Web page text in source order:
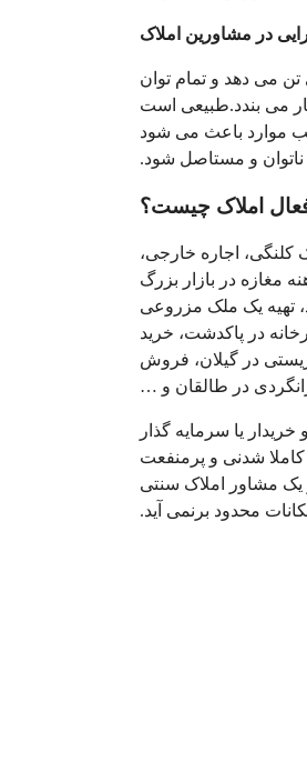
در مشاورین املاک
می دهد و تمام توان
می بندد.طبیعی است
موارد باعث می شود
ناتوان و مستاصل شود.
فعال املاک چیست؟
اجاره خارجی،
مغازه در بازار بزرگ
تهیه یک ملک مزروعی
در پاکدشت، خرید
در گیلان، فروش
در طالقان و …
یا سرمایه گذار
شدنی و پرمنفعت
یک مشاور املاک سنتی
محدود برنمی آید.